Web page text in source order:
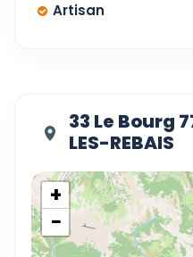
Artisan
33 Le Bourg
LES-REBAIS
+
−